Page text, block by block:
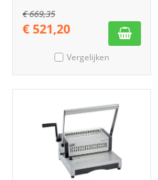
€669,35
€ 521,20
Vergelijken